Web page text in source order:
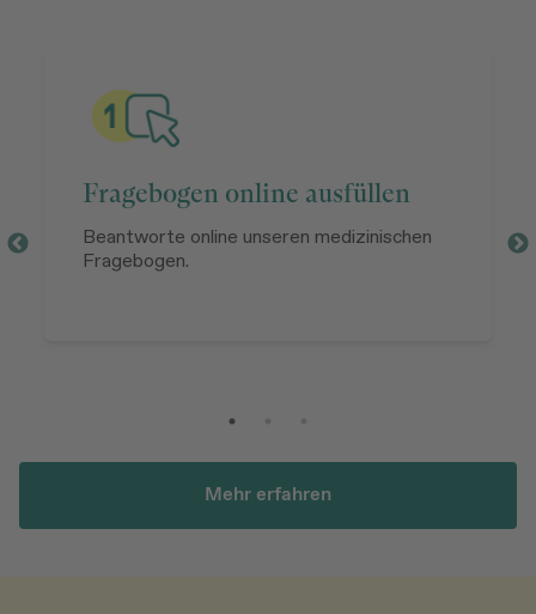
Fragebogen online ausfüllen
Beantworte online unseren medizinischen
Fragebogen.
Mehr erfahren